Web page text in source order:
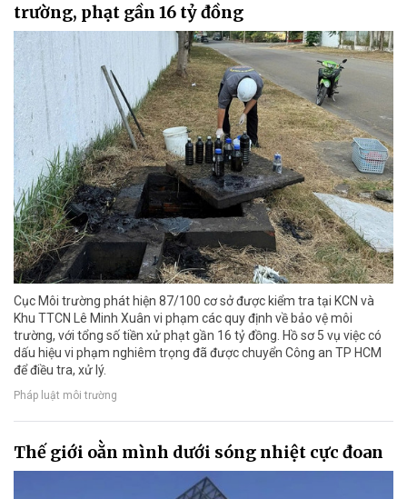
trường, phạt gần 16 tỷ đồng
Cục Môi trường phát hiện 87/100 cơ sở được kiểm tra tại KCN và
Khu TTCN Lê Minh Xuân vi phạm các quy định về bảo vệ môi
trường, với tổng số tiền xử phạt gần 16 tỷ đồng. Hồ sơ 5 vụ việc có
dấu hiệu vi phạm nghiêm trọng đã được chuyển Công an TP HCM
để điều tra, xử lý.
Pháp luật môi trường
Thế giới oằn mình dưới sóng nhiệt cực đoan